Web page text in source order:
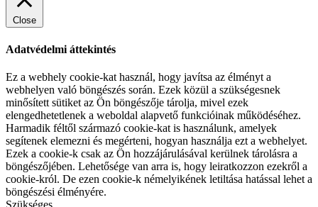
Close
Adatvédelmi áttekintés
Ez a webhely cookie-kat használ, hogy javítsa az élményt a
webhelyen való böngészés során. Ezek közül a szükségesnek
minősített sütiket az Ön böngészője tárolja, mivel ezek
elengedhetetlenek a weboldal alapvető funkcióinak működéséhez.
Harmadik féltől származó cookie-kat is használunk, amelyek
segítenek elemezni és megérteni, hogyan használja ezt a webhelyet.
Ezek a cookie-k csak az Ön hozzájárulásával kerülnek tárolásra a
böngészőjében. Lehetősége van arra is, hogy leiratkozzon ezekről a
cookie-król. De ezen cookie-k némelyikének letiltása hatással lehet a
böngészési élményére.
Szükséges